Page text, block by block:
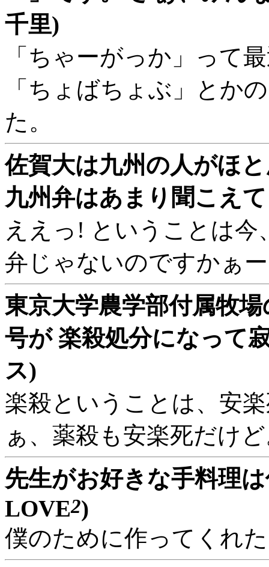
千里)
「ちゃーがっか」って
「ちょばちょぶ」とか
た。
佐賀大は九州の人がほ
九州弁はあまり聞こえ
ええっ! ということは
弁じゃないのですかぁ
東京大学農学部付属牧
号が 楽殺処分になって
ス)
楽殺ということは、安
ぁ、薬殺も安楽死だけ
先生がお好きな手料理
LOVE2)
僕のために作ってくれ